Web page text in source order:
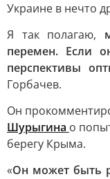
Украине в нечто
Я так полагаю,
перемен. Если
перспективы
Горбачев.
Он
Шурыгина о
берегу Крыма.
«Он может быть